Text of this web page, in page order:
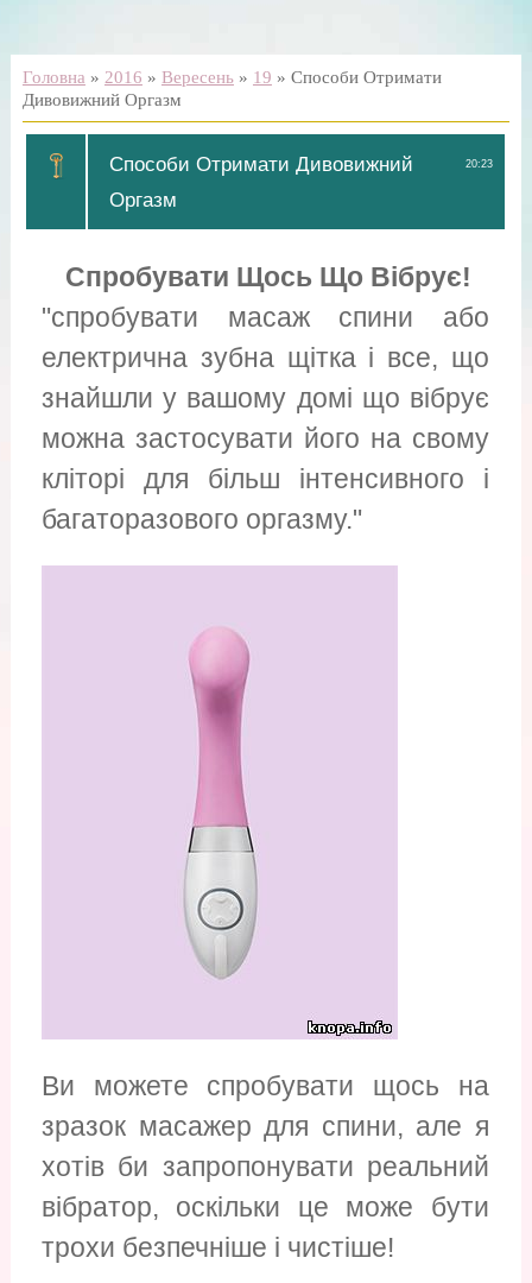
Головна » 2016 » Вересень » 19 » Способи Отримати
Дивовижний Оргазм
20:23
Способи Отримати Дивовижний
Оргазм
Спробувати Щось Що Вібрує!
"спробувати масаж спини або
електрична зубна щітка і все, що
знайшли у вашому домі що вібрує
можна застосувати його на свому
кліторі для більш інтенсивного і
багаторазового оргазму."
Ви можете спробувати щось на
зразок масажер для спини, але я
хотів би запропонувати реальний
вібратор, оскільки це може бути
трохи безпечніше і чистіше!